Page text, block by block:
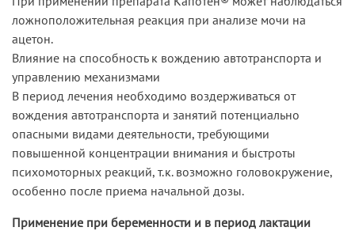
ложноположительная реакция при анализе мочи на
ацетон.
Влияние на способность к вождению автотранспорта и
управлению механизмами
В период лечения необходимо воздерживаться от
вождения автотранспорта и занятий потенциально
опасными видами деятельности, требующими
повышенной концентрации внимания и быстроты
психомоторных реакций, т.к. возможно головокружение,
особенно после приема начальной дозы.
Применение при беременности и в период лактации